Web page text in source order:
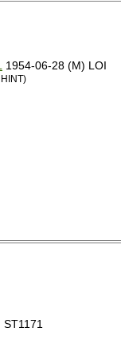
1954-06-28 (M) LOI